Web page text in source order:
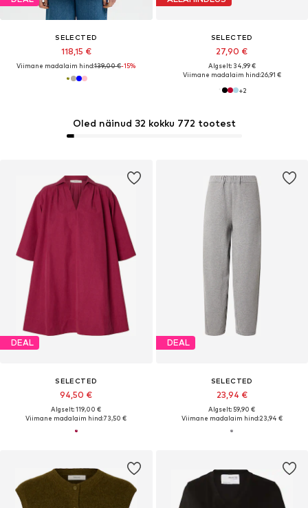
Oled näinud 32 kokku 772 tootest
SELECTED
118,15 €
Viimane madalaim hind:139,00 €-15%
SELECTED
27,90 €
Algselt: 34,99 €
Viimane madalaim hind:26,91 €
+2
DEAL
SELECTED
94,50 €
Algselt: 119,00 €
Viimane madalaim hind:73,50 €
DEAL
SELECTED
23,94 €
Algselt: 59,90 €
Viimane madalaim hind:23,94 €